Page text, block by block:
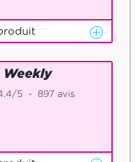
/5 - 897avis